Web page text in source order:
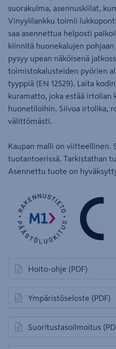
suorakulma, asennuskiilat,
Vinyylilankku toimii
saa asennettua helposti
kiinnitä huonekalujen
pysyy upean näköisenä
toimistokalusteiden pyörien
tyyppiä (EN 12529). Laita
kuramatto, joka estää irtolian
huonetiloihin. Siivoa irtolika,
välittömästi.
Kaupan malli on viitteellinen.
tuotantoerissä. Tarkistathan
Asennettu tuote on
Hoito-ohje (PDF)
avautuu uuteen välilehteen
Ympäristöseloste (PDF)
avautuu uuteen välilehteen
Suoritustasoilmoitus
avautuu uuteen välilehteen